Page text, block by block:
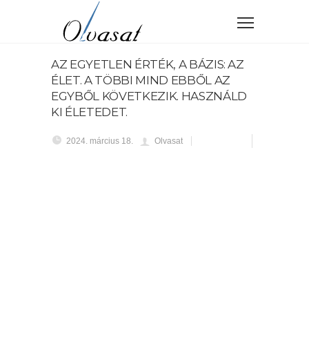
AZ EGYETLEN ÉRTÉK, A BÁZIS: AZ
ÉLET. A TÖBBI MIND EBBŐL AZ
EGYBŐL KÖVETKEZIK. HASZNÁLD
KI ÉLETEDET.
2024. március 18. Olvasat